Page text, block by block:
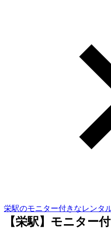
栄駅のモニター付きなレンタ
【栄駅】モニター